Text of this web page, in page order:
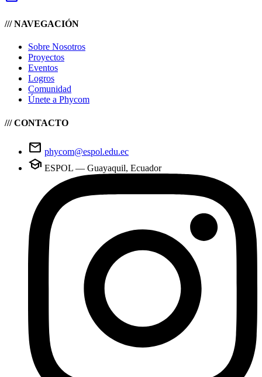
/// NAVEGACIÓN
Sobre Nosotros
Proyectos
Eventos
Logros
Comunidad
Únete a Phycom
/// CONTACTO
mail phycom@espol.edu.ec
school ESPOL — Guayaquil, Ecuador